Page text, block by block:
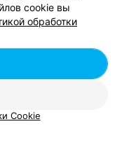
от 80 руб.
от 100 руб.
cookie вы
обработки
Cookie